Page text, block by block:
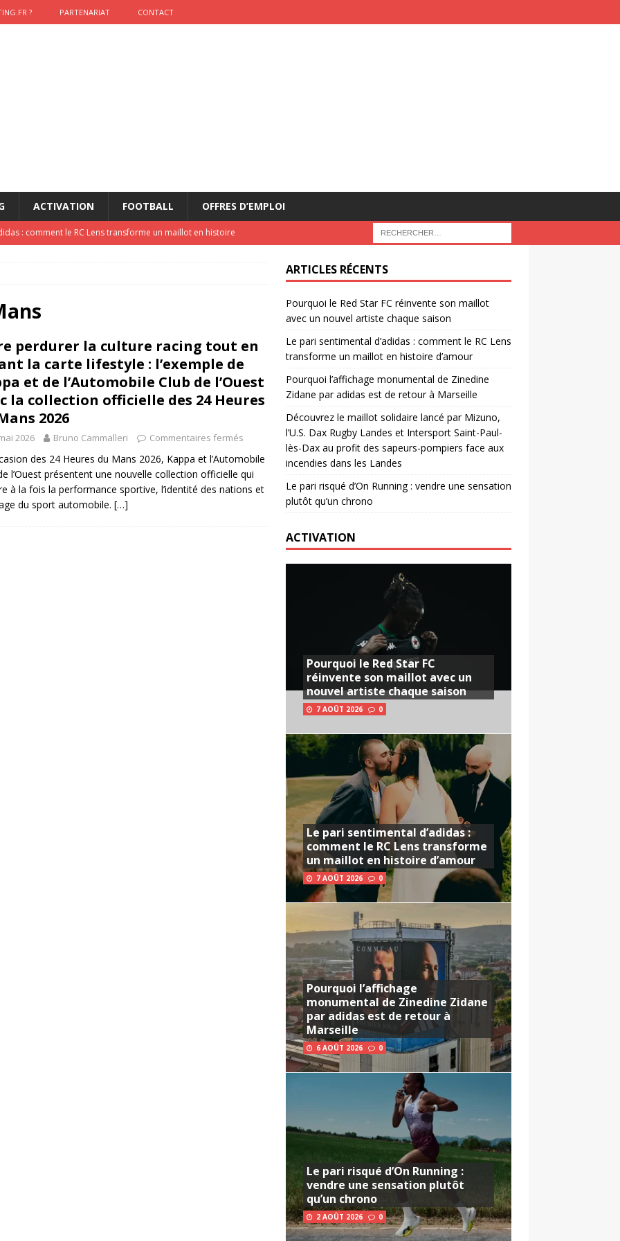
? PARTENARIAT CONTACT
ACTIVATION FOOTBALL OFFRES D’EMPLOI
: comment le RC Lens transforme un maillot en histoire
de Zinedine Zidane par adidas est de retour à
pompiers face aux incendies dans les Landes
RUGBY
: vendre une sensation plutôt qu’un chrono
ACTIVATION
réinvente son maillot avec un nouvel artiste chaque saison
perdurer la culture racing tout en
la carte lifestyle : l’exemple de
et de l’Automobile Club de l’Ouest
la collection officielle des 24 Heures
2026
2026 Bruno Cammalleri Commentaires fermés
des 24 Heures du Mans 2026, Kappa et l’Automobile
l’Ouest présentent une nouvelle collection officielle qui
à la fois la performance sportive, l’identité des nations et
du sport automobile. […]
ARTICLES RÉCENTS
Pourquoi le Red Star FC réinvente son maillot
avec un nouvel artiste chaque saison
Le pari sentimental d’adidas : comment le RC Lens
transforme un maillot en histoire d’amour
Pourquoi l’affichage monumental de Zinedine
Zidane par adidas est de retour à Marseille
Découvrez le maillot solidaire lancé par Mizuno,
l’U.S. Dax Rugby Landes et Intersport Saint-Paul-
lès-Dax au profit des sapeurs-pompiers face aux
incendies dans les Landes
Le pari risqué d’On Running : vendre une sensation
plutôt qu’un chrono
ACTIVATION
Pourquoi le Red Star FC
réinvente son maillot avec un
nouvel artiste chaque saison
7 AOÛT 2026 0
Le pari sentimental d’adidas :
comment le RC Lens transforme
un maillot en histoire d’amour
7 AOÛT 2026 0
Pourquoi l’affichage
monumental de Zinedine Zidane
par adidas est de retour à
Marseille
6 AOÛT 2026 0
Le pari risqué d’On Running :
vendre une sensation plutôt
qu’un chrono
2 AOÛT 2026 0